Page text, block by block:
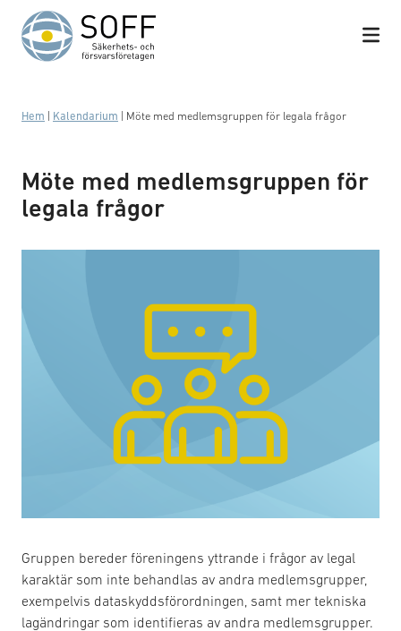
Hoppa till innehåll
Hem Kalendarium Möte med medlemsgruppen för legala frågor
Möte med medlemsgruppen för
legala frågor
Gruppen bereder föreningens yttrande i frågor av legal
karaktär som inte behandlas av andra medlemsgrupper,
exempelvis dataskyddsförordningen, samt mer tekniska
lagändringar som identifieras av andra medlemsgrupper.